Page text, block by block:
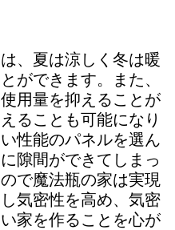
、夏は涼しく冬は暖
ができます。また、
用量を抑えることが
ることも可能になり
性能のパネルを選ん
隙間ができてしまっ
で魔法瓶の家は実現
気密性を高め、気密
家を作ることを心が